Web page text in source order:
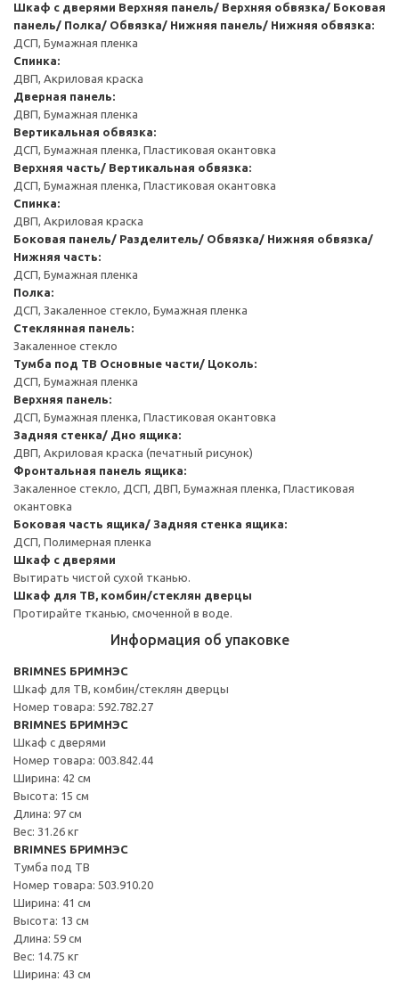
Шкаф с дверями Верхняя панель/ Верхняя обвязка/ Боковая
панель/ Полка/ Обвязка/ Нижняя панель/ Нижняя обвязка:
ДСП, Бумажная пленка
Спинка:
ДВП, Акриловая краска
Дверная панель:
ДВП, Бумажная пленка
Вертикальная обвязка:
ДСП, Бумажная пленка, Пластиковая окантовка
Верхняя часть/ Вертикальная обвязка:
ДСП, Бумажная пленка, Пластиковая окантовка
Спинка:
ДВП, Акриловая краска
Боковая панель/ Разделитель/ Обвязка/ Нижняя обвязка/
Нижняя часть:
ДСП, Бумажная пленка
Полка:
ДСП, Закаленное стекло, Бумажная пленка
Стеклянная панель:
Закаленное стекло
Тумба под ТВ Основные части/ Цоколь:
ДСП, Бумажная пленка
Верхняя панель:
ДСП, Бумажная пленка, Пластиковая окантовка
Задняя стенка/ Дно ящика:
ДВП, Акриловая краска (печатный рисунок)
Фронтальная панель ящика:
Закаленное стекло, ДСП, ДВП, Бумажная пленка, Пластиковая
окантовка
Боковая часть ящика/ Задняя стенка ящика:
ДСП, Полимерная пленка
Шкаф с дверями
Вытирать чистой сухой тканью.
Шкаф для ТВ, комбин/стеклян дверцы
Протирайте тканью, смоченной в воде.
Информация об упаковке
BRIMNES БРИМНЭС
Шкаф для ТВ, комбин/стеклян дверцы
Номер товара: 592.782.27
BRIMNES БРИМНЭС
Шкаф с дверями
Номер товара: 003.842.44
Ширина: 42 см
Высота: 15 см
Длина: 97 см
Вес: 31.26 кг
BRIMNES БРИМНЭС
Тумба под ТВ
Номер товара: 503.910.20
Ширина: 41 см
Высота: 13 см
Длина: 59 см
Вес: 14.75 кг
Ширина: 43 см